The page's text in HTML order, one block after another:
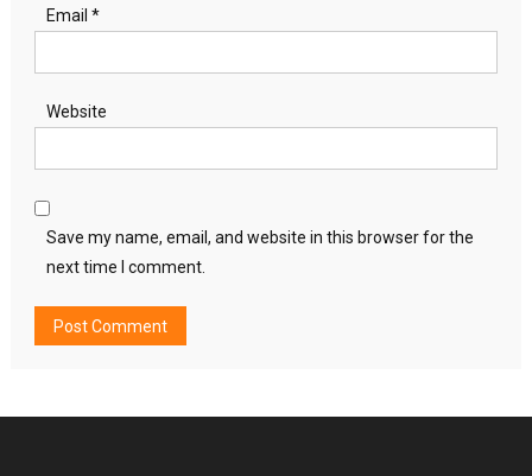
Email *
Website
Save my name, email, and website in this browser for the
next time I comment.